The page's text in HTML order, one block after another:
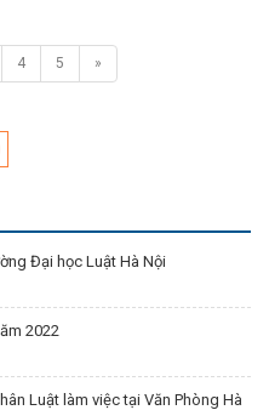
4 5 »
Đại học Luật Hà Nội
2022
Luật làm việc tại Văn Phòng Hà